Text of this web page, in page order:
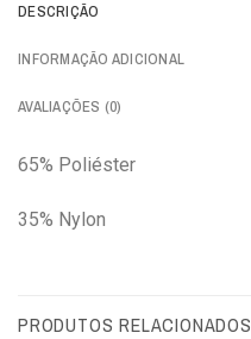
DESCRIÇÃO
INFORMAÇÃO ADICIONAL
AVALIAÇÕES (0)
65% Poliéster
35% Nylon
PRODUTOS RELACIONADOS